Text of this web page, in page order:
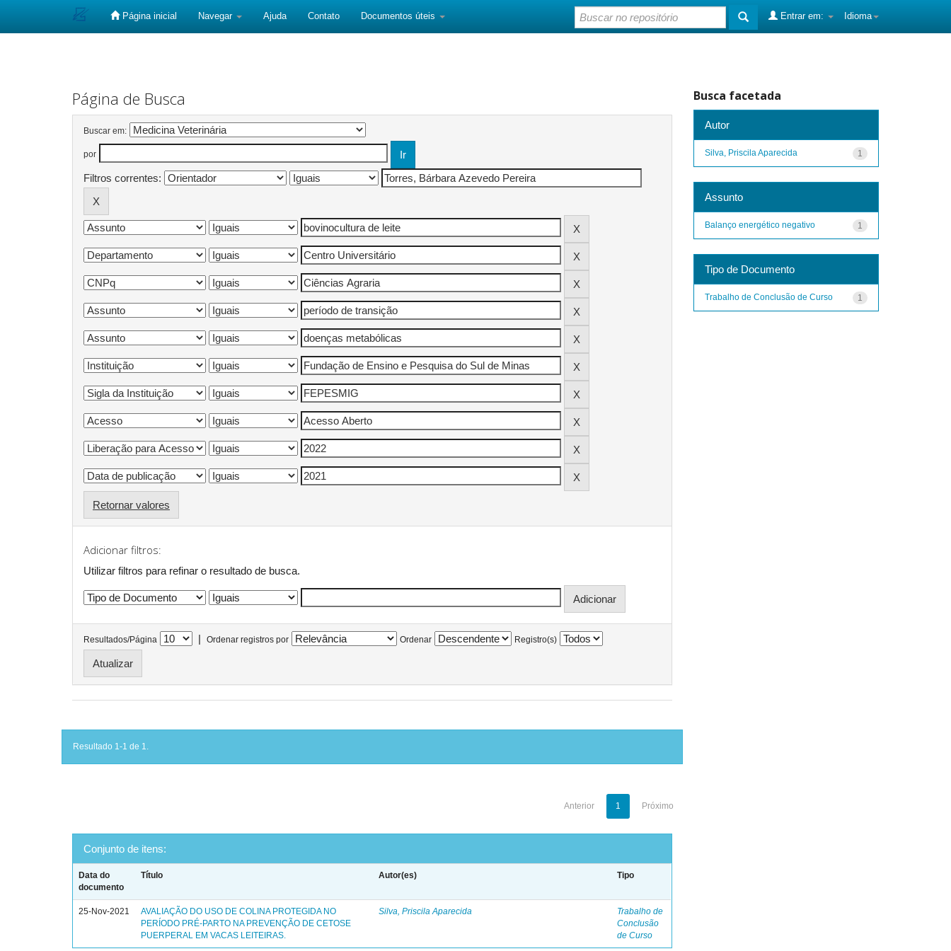
Página inicial Navegar Ajuda Contato Documentos úteis Idioma
Entrar em:
Página de Busca
Buscar em:
por
Filtros correntes:
Retornar valores
Adicionar filtros:
Utilizar filtros para refinar o resultado de busca.
Resultados/Página | Ordenar registros por Ordenar Registro(s)
Resultado 1-1 de 1.
Anterior 1 Próximo
Conjunto de itens:
Data do
documento
Título Autor(es) Tipo
25-Nov-2021
AVALIAÇÃO DO USO DE COLINA PROTEGIDA NO
PERÍODO PRÉ-PARTO NA PREVENÇÃO DE CETOSE
PUERPERAL EM VACAS LEITEIRAS.
Silva, Priscila Aparecida
Trabalho de
Conclusão
de Curso
Busca facetada
Autor
1
Silva, Priscila Aparecida
Assunto
1
Balanço energético negativo
Tipo de Documento
1
Trabalho de Conclusão de Curso